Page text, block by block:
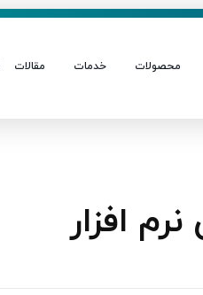
محصولات خدمات مقالات
افزار